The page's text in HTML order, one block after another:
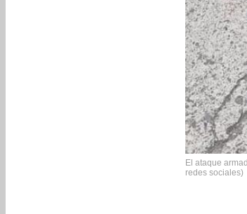
El ataque
redes sociales)